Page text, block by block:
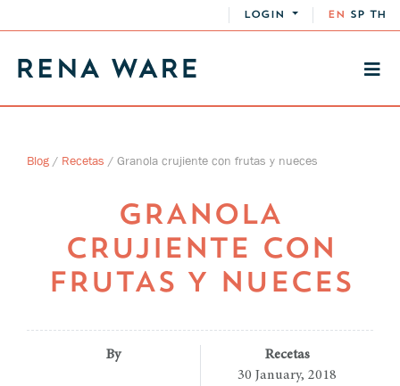
LOGIN EN SP TH
Blog / Recetas / Granola crujiente con frutas y nueces
GRANOLA
CRUJIENTE CON
FRUTAS Y NUECES
By
Recetas
30 January, 2018